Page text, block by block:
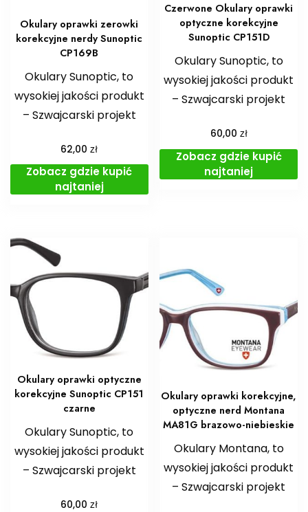
Okulary oprawki zerowki
korekcyjne nerdy Sunoptic
CP169B
Okulary Sunoptic, to
wysokiej jakości produkt
– Szwajcarski projekt
62,00zł
Zobacz gdzie kupić
najtaniej
Czerwone Okulary oprawki
optyczne korekcyjne
Sunoptic CP151D
Okulary Sunoptic, to
wysokiej jakości produkt
– Szwajcarski projekt
60,00 zł
Zobacz gdzie kupić
najtaniej
Okulary oprawki optyczne
korekcyjne Sunoptic CP151
czarne
Okulary Sunoptic, to
wysokiej jakości produkt
– Szwajcarski projekt
60,00zł
Okulary oprawki korekcyjne,
optyczne nerd Montana
MA81G brazowo-niebieskie
Okulary Montana, to
wysokiej jakości produkt
– Szwajcarski projekt